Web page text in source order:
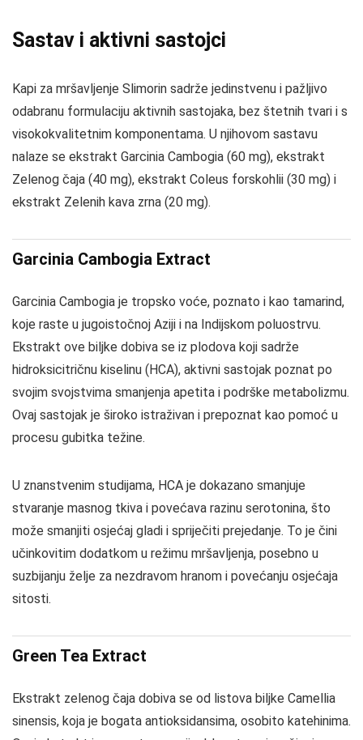
Sastav i aktivni sastojci
Kapi za mršavljenje Slimorin sadrže jedinstvenu i pažljivo
odabranu formulaciju aktivnih sastojaka, bez štetnih tvari i s
visokokvalitetnim komponentama. U njihovom sastavu
nalaze se ekstrakt Garcinia Cambogia (60 mg), ekstrakt
Zelenog čaja (40 mg), ekstrakt Coleus forskohlii (30 mg) i
ekstrakt Zelenih kava zrna (20 mg).
Garcinia Cambogia Extract
Garcinia Cambogia je tropsko voće, poznato i kao tamarind,
koje raste u jugoistočnoj Aziji i na Indijskom poluostrvu.
Ekstrakt ove biljke dobiva se iz plodova koji sadrže
hidroksicitričnu kiselinu (HCA), aktivni sastojak poznat po
svojim svojstvima smanjenja apetita i podrške metabolizmu.
Ovaj sastojak je široko istraživan i prepoznat kao pomoć u
procesu gubitka težine.
U znanstvenim studijama, HCA je dokazano smanjuje
stvaranje masnog tkiva i povećava razinu serotonina, što
može smanjiti osjećaj gladi i spriječiti prejedanje. To je čini
učinkovitim dodatkom u režimu mršavljenja, posebno u
suzbijanju želje za nezdravom hranom i povećanju osjećaja
sitosti.
Green Tea Extract
Ekstrakt zelenog čaja dobiva se od listova biljke Camellia
sinensis, koja je bogata antioksidansima, osobito katehinima.